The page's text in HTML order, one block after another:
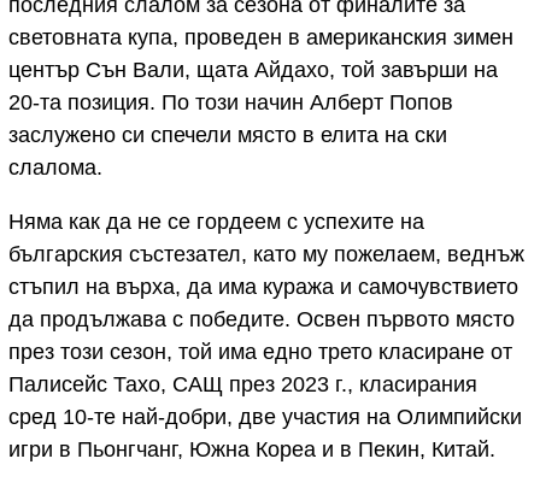
световната купа, проведен в американския зимен
център Сън Вали, щата Айдахо, той завърши на
20-та позиция. По този начин Алберт Попов
заслужено си спечели място в елита на ски
слалома.
Няма как да не се гордеем с успехите на
българския състезател, като му пожелаем, веднъж
стъпил на върха, да има куража и самочувствието
да продължава с победите. Освен първото място
през този сезон, той има едно трето класиране от
Палисейс Тахо, САЩ през 2023 г., класирания
сред 10-те най-добри, две участия на Олимпийски
игри в Пьонгчанг, Южна Кореа и в Пекин, Китай.